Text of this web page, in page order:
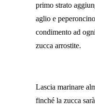
primo strato
aglio e
condimento ad
zucca arrostite.
Lascia marinare
finché la zucca